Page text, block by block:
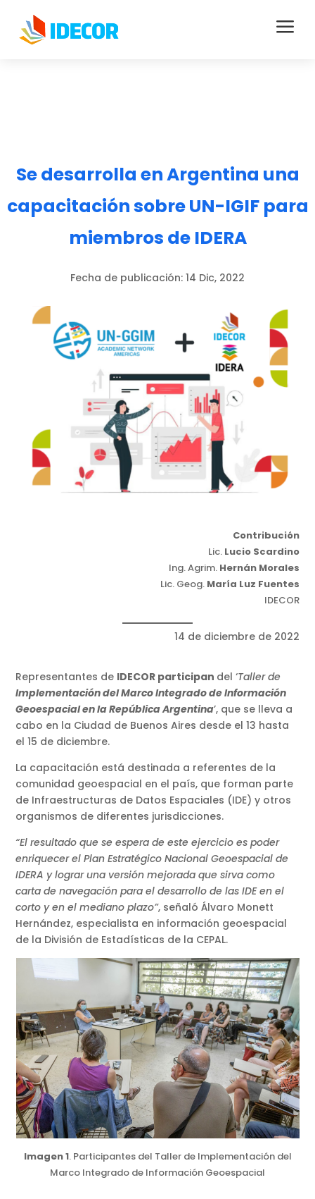
a
Se desarrolla en Argentina una
capacitación sobre UN-IGIF para
miembros de IDERA
Fecha de publicación: 14 Dic, 2022
Contribución
Lic. Lucio Scardino
Ing. Agrim. Hernán Morales
Lic. Geog. María Luz Fuentes
IDECOR
14 de diciembre de 2022
Representantes de IDECOR participan del ‘Taller de
Implementación del Marco Integrado de Información
Geoespacial en la República Argentina’, que se lleva a
cabo en la Ciudad de Buenos Aires desde el 13 hasta
el 15 de diciembre.
La capacitación está destinada a referentes de la
comunidad geoespacial en el país, que forman parte
de Infraestructuras de Datos Espaciales (IDE) y otros
organismos de diferentes jurisdicciones.
“El resultado que se espera de este ejercicio es poder
enriquecer el Plan Estratégico Nacional Geoespacial de
IDERA y lograr una versión mejorada que sirva como
carta de navegación para el desarrollo de las IDE en el
corto y en el mediano plazo”, señaló Álvaro Monett
Hernández, especialista en información geoespacial
de la División de Estadísticas de la CEPAL.
Imagen 1. Participantes del Taller de Implementación del
Marco Integrado de Información Geoespacial